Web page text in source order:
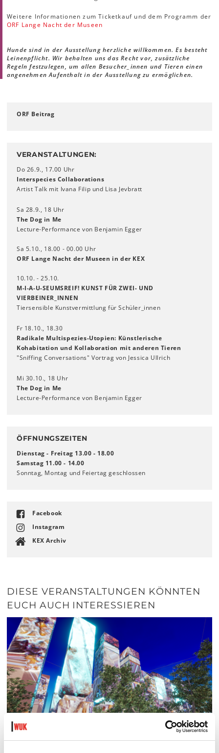
Weitere Informationen zum Ticketkauf und dem Programm der
ORF Lange Nacht der Museen
Hunde sind in der Ausstellung herzliche willkommen. Es besteht
Leinenpflicht. Wir behalten uns das Recht vor, zusätzliche
Regeln festzulegen, um allen Besucher_innen und Tieren einen
angenehmen Aufenthalt in der Ausstellung zu ermöglichen.
ORF Beitrag
VERANSTALTUNGEN:
Do 26.9., 17.00 Uhr
Interspecies Collaborations
Artist Talk mit Ivana Filip und Lisa Jevbratt
Sa 28.9., 18 Uhr
The Dog in Me
Lecture-Performance von Benjamin Egger
Sa 5.10., 18.00 - 00.00 Uhr
ORF Lange Nacht der Museen in der KEX
10.10. - 25.10.
M-I-A-U-SEUMSREIF! KUNST FÜR ZWEI- UND
VIERBEINER_INNEN
Tiersensible Kunstvermittlung für Schüler_innen
Fr 18.10., 18.30
Radikale Multispezies-Utopien: Künstlerische
Kohabitation und Kollaboration mit anderen Tieren
"Sniffing Conversations" Vortrag von Jessica Ullrich
Mi 30.10., 18 Uhr
The Dog in Me
Lecture-Performance von Benjamin Egger
ÖFFNUNGSZEITEN
Dienstag - Freitag 13.00 - 18.00
Samstag 11.00 - 14.00
Sonntag, Montag und Feiertag geschlossen
Facebook
Instagram
KEX Archiv
DIESE VERANSTALTUNGEN KÖNNTEN
EUCH AUCH INTERESSIEREN